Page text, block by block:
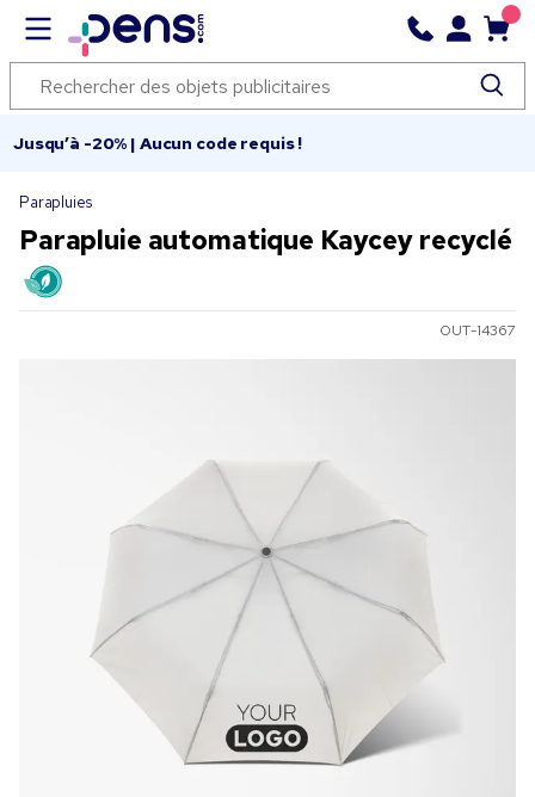
Jusqu’à -20% | Aucun code requis !
Parapluies
Parapluie automatique Kaycey recyclé
OUT-14367